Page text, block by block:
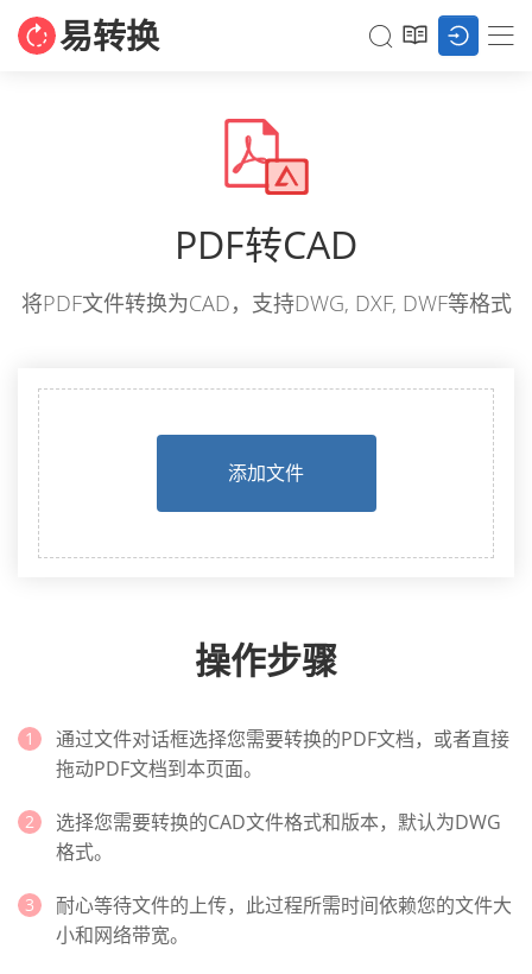
易转换
PDF转CAD
将PDF文件转换为CAD，支持DWG, DXF, DWF等格式
添加文件
操作步骤
通过文件对话框选择您需要转换的PDF文档，或者直接
拖动PDF文档到本页面。
选择您需要转换的CAD文件格式和版本，默认为DWG
格式。
耐心等待文件的上传，此过程所需时间依赖您的文件大
小和网络带宽。